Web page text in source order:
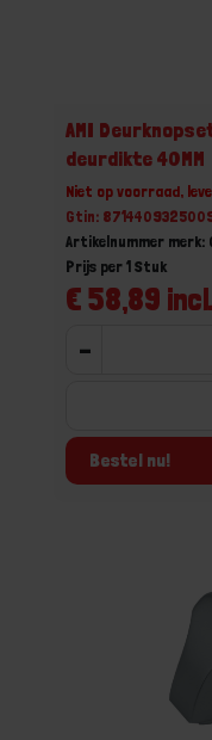
AMI
deurdikte 40MM
Niet op voorraad,
Gtin:
Artikelnummer merk:
€ 58,89 incl.
Prijs per 1 Stuk
-
Bestel nu!